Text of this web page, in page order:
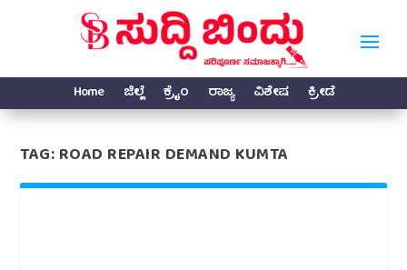
Home ಜಿಲ್ಲೆ ಕ್ರೈಂ ರಾಜ್ಯ ವಿಶೇಷ ಕ್ರೀಡೆ
TAG:ROAD REPAIR DEMAND KUMTA